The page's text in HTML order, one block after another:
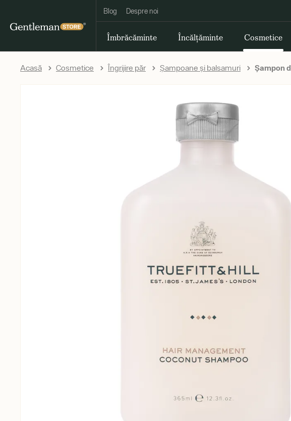
Blog Despre noi
Îmbrăcăminte Încălțăminte Cosmetice
Acasă Cosmetice Îngrijire păr Șampoane și balsamuri Șampon